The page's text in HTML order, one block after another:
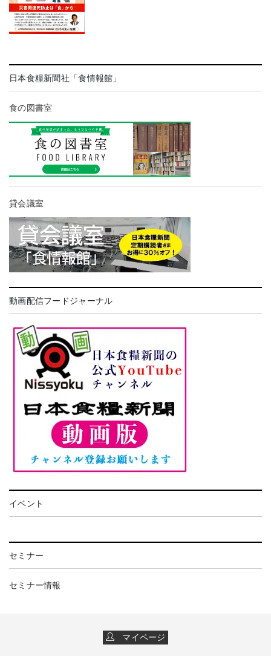
日本食糧新聞社「食情報館」
食の図書室
貸会議室
動画配信フードジャーナル
イベント
セミナー
セミナー情報
マイページ